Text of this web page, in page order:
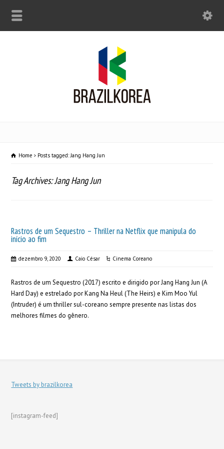
Home Posts tagged: Jang Hang Jun
Tag Archives: Jang Hang Jun
Rastros de um Sequestro – Thriller na Netflix que manipula do
início ao fim
dezembro 9, 2020 Caio César Cinema Coreano
Rastros de um Sequestro (2017) escrito e dirigido por Jang Hang Jun (A
Hard Day) e estrelado por Kang Na Heul (The Heirs) e Kim Moo Yul
(Intruder) é um thriller sul-coreano sempre presente nas listas dos
melhores filmes do gênero.
Tweets by brazilkorea
[instagram-feed]